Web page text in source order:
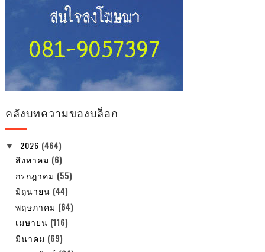
คลังบทความของบล็อก
▼ 2026 (464)
สิงหาคม (6)
กรกฎาคม (55)
มิถุนายน (44)
พฤษภาคม (64)
เมษายน (116)
มีนาคม (69)